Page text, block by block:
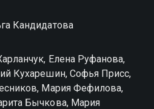
Кандидатова
Елена Руфанова,
Кухарешин, Софья Присс,
Мария Фефилова,
Бычкова, Мария